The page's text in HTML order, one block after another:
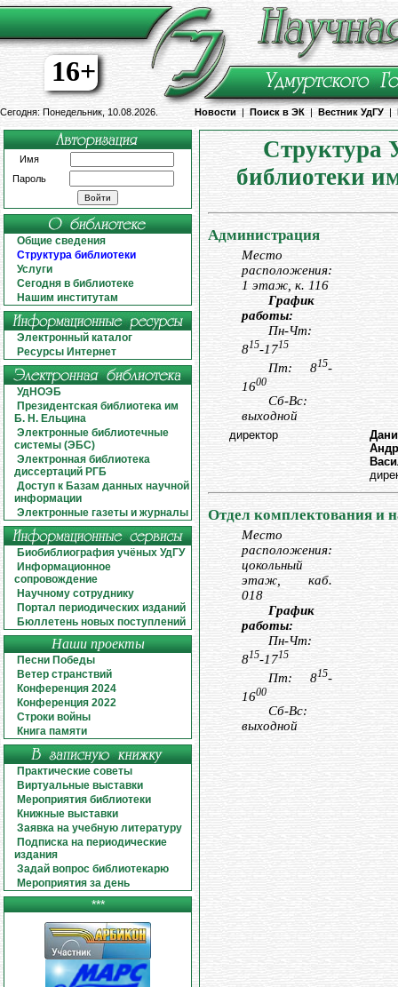
16+
Сегодня: Понедельник, 10.08.2026. Новости | Поиск в ЭК | Вестник УдГУ |
Имя
Пароль
Общие сведения
Структура библиотеки
Услуги
Сегодня в библиотеке
Нашим институтам
Электронный каталог
Ресурсы Интернет
УдНОЭБ
Президентская библиотека им
Б. Н. Ельцина
Электронные библиотечные
системы (ЭБС)
Электронная библиотека
диссертаций РГБ
Доступ к Базам данных научной
информации
Электронные газеты и журналы
Биобиблиография учёных УдГУ
Информационное
сопровождение
Научному сотруднику
Портал периодических изданий
Бюллетень новых поступлений
Наши проекты
Песни Победы
Ветер странствий
Конференция 2024
Конференция 2022
Строки войны
Книга памяти
Практические советы
Виртуальные выставки
Мероприятия библиотеки
Книжные выставки
Заявка на учебную литературу
Подписка на периодические
издания
Задай вопрос библиотекарю
Мероприятия за день
***
Структура
библиотеки
Администрация
Место
расположения:
1 этаж, к. 116
График
работы:
Пн-Чт:
815-1715
Пт: 815-
1600
Сб-Вс:
выходной
директор
Отдел комплектования и
Место
расположения:
цокольный
этаж, каб.
018
График
работы:
Пн-Чт:
815-1715
Пт: 815-
1600
Сб-Вс:
выходной